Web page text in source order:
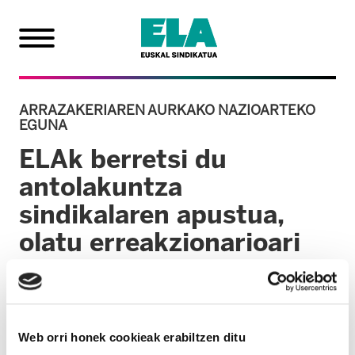
Web orri honek cookieak erabiltzen ditu
ARRAZAKERIAREN AURKAKO NAZIOARTEKO
EGUNA
ELAk berretsi du
antolakuntza
sindikalaren apustua,
olatu erreakzionarioari
aurre egiteko